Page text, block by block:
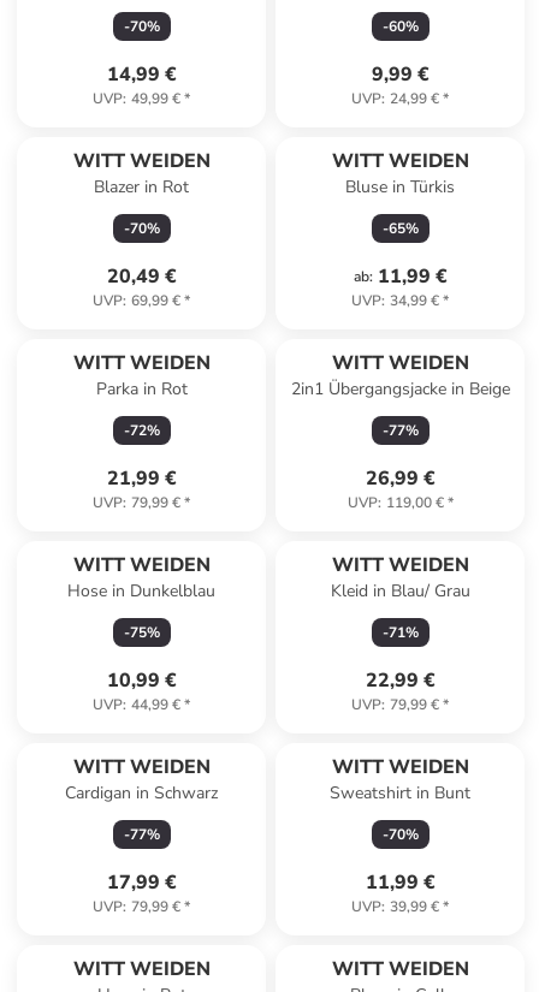
-70%
14,99 €
UVP: 49,99 €*
-60%
9,99 €
UVP: 24,99 €*
WITT WEIDEN
Blazer in Rot
-70%
20,49 €
UVP: 69,99 €*
WITT WEIDEN
Bluse in Türkis
-65%
ab: 11,99 €
UVP: 34,99 €*
WITT WEIDEN
Parka in Rot
-72%
21,99 €
UVP: 79,99 €*
WITT WEIDEN
2in1 Übergangsjacke in Beige
-77%
26,99 €
UVP: 119,00 €*
WITT WEIDEN
Hose in Dunkelblau
-75%
10,99 €
UVP: 44,99 €*
WITT WEIDEN
Kleid in Blau/ Grau
-71%
22,99 €
UVP: 79,99 €*
WITT WEIDEN
Cardigan in Schwarz
-77%
17,99 €
UVP: 79,99 €*
WITT WEIDEN
Sweatshirt in Bunt
-70%
11,99 €
UVP: 39,99 €*
WITT WEIDEN WITT WEIDEN